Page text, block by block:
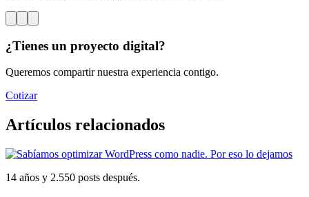
¿Tienes un proyecto digital?
Queremos compartir nuestra experiencia contigo.
Cotizar
Artículos relacionados
14 años y 2.550 posts después.